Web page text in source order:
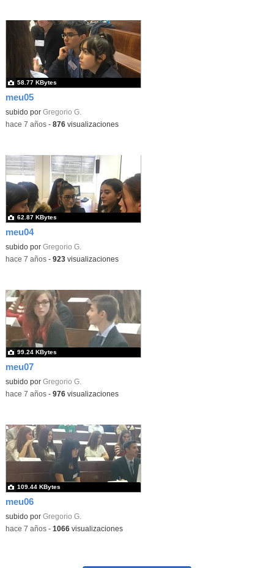
meu05
subido por Gregorio G.
58.77 KBytes
-hace 7 años- 876visualizaciones
meu04
subido por Gregorio G.
62.87 KBytes
-hace 7 años- 923visualizaciones
meu07
subido por Gregorio G.
99.24 KBytes
-hace 7 años- 976visualizaciones
meu06
subido por Gregorio G.
109.44 KBytes
-hace 7 años- 1066visualizaciones